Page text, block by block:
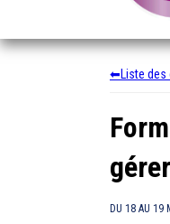
Liste
DU 18 AU 19